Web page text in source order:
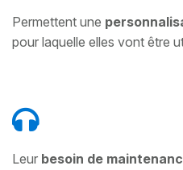
Permettent une
pour laquelle elles vont être
Leur besoin de